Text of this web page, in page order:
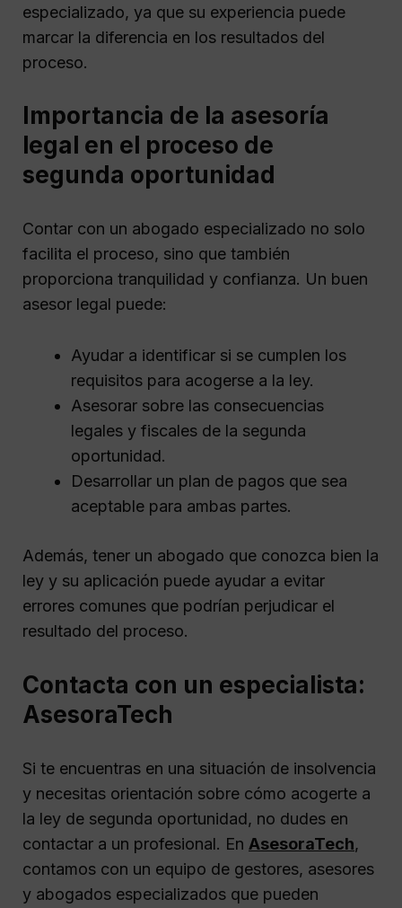
especializado, ya que su experiencia puede
marcar la diferencia en los resultados del
proceso.
Importancia de la asesoría
legal en el proceso de
segunda oportunidad
Contar con un abogado especializado no solo
facilita el proceso, sino que también
proporciona tranquilidad y confianza. Un buen
asesor legal puede:
Ayudar a identificar si se cumplen los
requisitos para acogerse a la ley.
Asesorar sobre las consecuencias
legales y fiscales de la segunda
oportunidad.
Desarrollar un plan de pagos que sea
aceptable para ambas partes.
Además, tener un abogado que conozca bien la
ley y su aplicación puede ayudar a evitar
errores comunes que podrían perjudicar el
resultado del proceso.
Contacta con un especialista:
AsesoraTech
Si te encuentras en una situación de insolvencia
y necesitas orientación sobre cómo acogerte a
la ley de segunda oportunidad, no dudes en
contactar a un profesional. En AsesoraTech,
contamos con un equipo de gestores, asesores
y abogados especializados que pueden